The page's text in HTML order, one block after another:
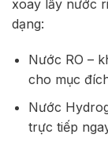
xoay lấy nước
dạng:
Nước RO –
cho mục
Nước
trực tiếp